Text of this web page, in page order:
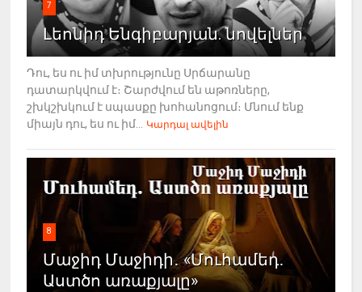
7
Լեոնիդ Ենգիբարյան. նովելներ
Դու, ես ու իմ տխրությունը Սրճարանը
դատարկվում է։ Շարժվում են աթոռները,
շխկշխկում է սպասքը խոհանոցում։ Մնում ենք
միայն դու, ես ու իմ...
Կարդալ ավելին
8
Մաջիդ Մաջիդի․ «Մուհամեդ․
Աստծո առաքյալը»